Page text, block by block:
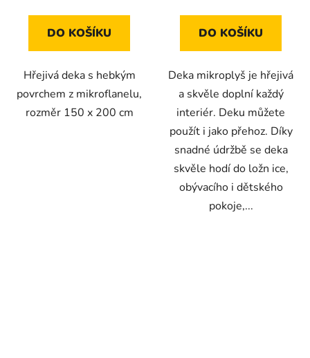
DO KOŠÍKU
Hřejivá deka s hebkým
povrchem z mikroflanelu,
rozměr 150 x 200 cm
DO KOŠÍKU
Deka mikroplyš je hřejivá
a skvěle doplní každý
interiér. Deku můžete
použít i jako přehoz. Díky
snadné údržbě se deka
skvěle hodí do ložn ice,
obývacího i dětského
pokoje,...